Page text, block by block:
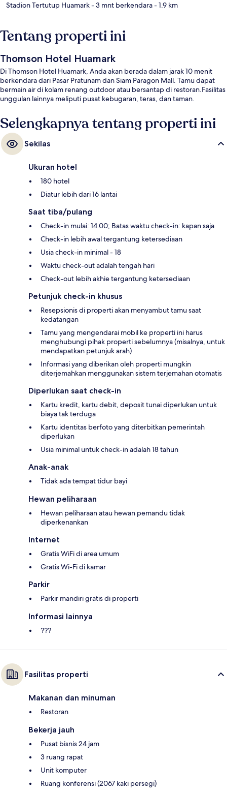
Stadion Tertutup Huamark- 3 mnt berkendara- 1.9 km
Tentang properti ini
Thomson Hotel Huamark
Di Thomson Hotel Huamark, Anda akan berada dalam jarak 10 menit
berkendara dari Pasar Pratunam dan Siam Paragon Mall. Tamu dapat
bermain air di kolam renang outdoor atau bersantap di restoran.Fasilitas
unggulan lainnya meliputi pusat kebugaran, teras, dan taman.
Selengkapnya tentang properti ini
Sekilas
Ukuran hotel
180 hotel
Diatur lebih dari 16 lantai
Saat tiba/pulang
Check-in mulai: 14.00; Batas waktu check-in: kapan saja
Check-in lebih awal tergantung ketersediaan
Usia check-in minimal - 18
Waktu check-out adalah tengah hari
Check-out lebih akhie tergantung ketersediaan
Petunjuk check-in khusus
Resepsionis di properti akan menyambut tamu saat
kedatangan
Tamu yang mengendarai mobil ke properti ini harus
menghubungi pihak properti sebelumnya (misalnya, untuk
mendapatkan petunjuk arah)
Informasi yang diberikan oleh properti mungkin
diterjemahkan menggunakan sistem terjemahan otomatis
Diperlukan saat check-in
Kartu kredit, kartu debit, deposit tunai diperlukan untuk
biaya tak terduga
Kartu identitas berfoto yang diterbitkan pemerintah
diperlukan
Usia minimal untuk check-in adalah 18 tahun
Anak-anak
Tidak ada tempat tidur bayi
Hewan peliharaan
Hewan peliharaan atau hewan pemandu tidak
diperkenankan
Internet
Gratis WiFi di area umum
Gratis Wi-Fi di kamar
Parkir
Parkir mandiri gratis di properti
Informasi lainnya
???
Fasilitas properti
Makanan dan minuman
Restoran
Bekerja jauh
Pusat bisnis 24 jam
3 ruang rapat
Unit komputer
Ruang konferensi (2067 kaki persegi)